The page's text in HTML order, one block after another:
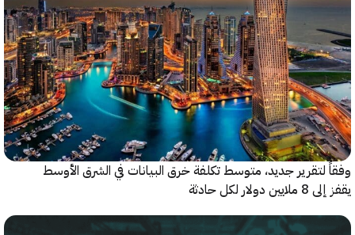
جديد، متوسط تكلفة خرق البيانات في الشرق الأوسط
لكل حادثة